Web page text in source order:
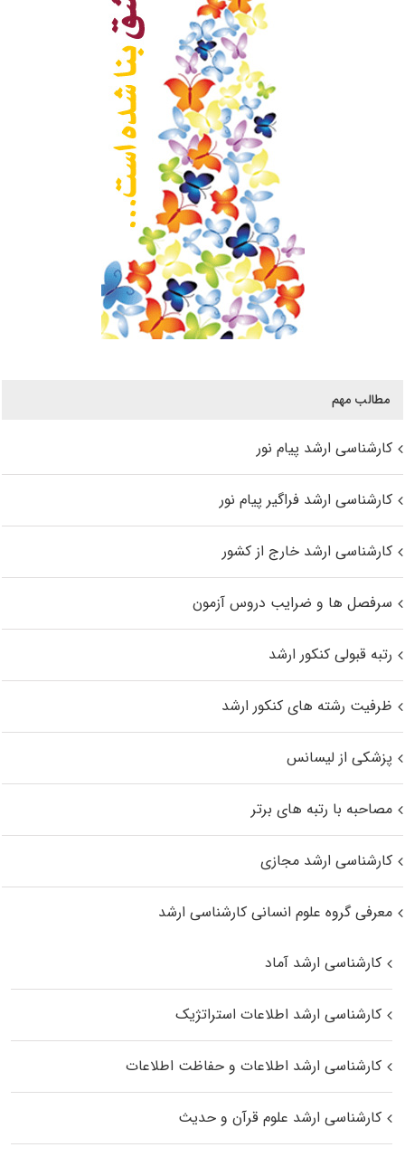
مطالب مهم
کارشناسی ارشد پیام نور
کارشناسی ارشد فراگیر پیام نور
کارشناسی ارشد خارج از کشور
سرفصل ها و ضرایب دروس آزمون
رتبه قبولی کنکور ارشد
ظرفیت رشته های کنکور ارشد
پزشکی از لیسانس
مصاحبه با رتبه های برتر
کارشناسی ارشد مجازی
معرفی گروه علوم انسانی کارشناسی ارشد
کارشناسی ارشد آماد
کارشناسی ارشد اطلاعات استراتژیک
کارشناسی ارشد اطلاعات و حفاظت اطلاعات
کارشناسی ارشد علوم قرآن و حدیث